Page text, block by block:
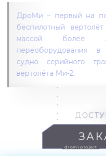
ДроМи – первый на
беспилотный
массой более
переоборудования
судно серийного
вертолёта Ми-2.
ДОСТУ
dromi project